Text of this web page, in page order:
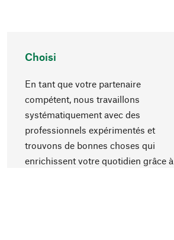
Choisi
En tant que votre partenaire
compétent, nous travaillons
systématiquement avec des
professionnels expérimentés et
trouvons de bonnes choses qui
enrichissent votre quotidien grâce à